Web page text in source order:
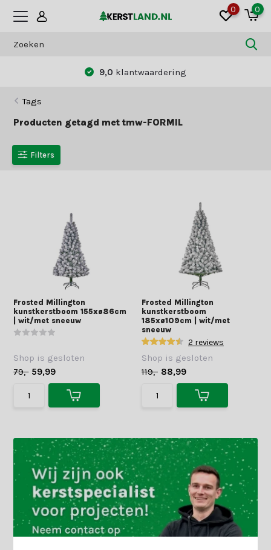
0 0
9,0 klantwaardering
Tags
Producten getagd met tmw-FORMIL
Filters
Frosted Millington
kunstkerstboom 155xø86cm
| wit/met sneeuw
Shop is gesloten
79,- 59,99
Frosted Millington
kunstkerstboom
185xø109cm | wit/met
sneeuw
2 reviews
Shop is gesloten
119,- 88,99